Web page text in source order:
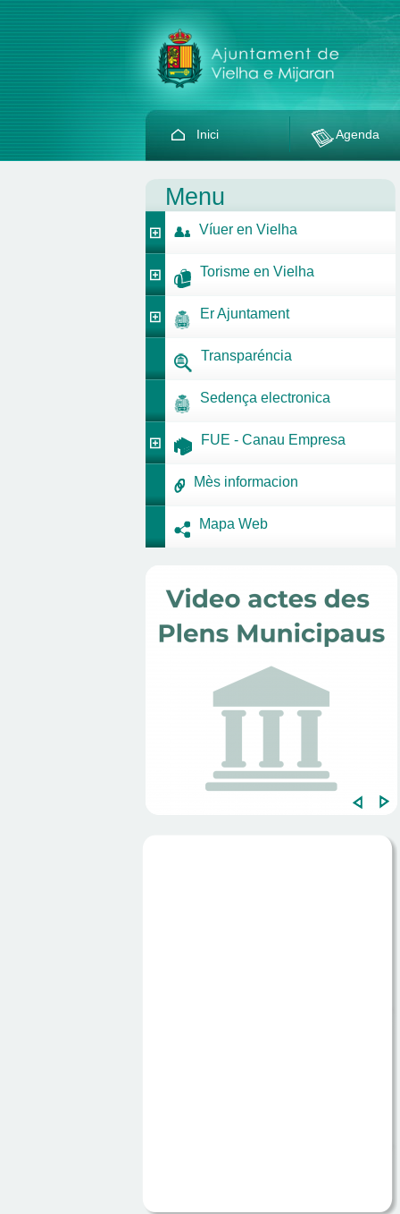
Inici Agenda
Menu
Víuer en Vielha
Torisme en Vielha
Er Ajuntament
Transparéncia
Sedença electronica
FUE - Canau Empresa
Mès informacion
Mapa Web